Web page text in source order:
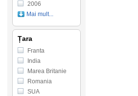
2006
Mai mult...
Țara
Franta
India
Marea Britanie
Romania
SUA